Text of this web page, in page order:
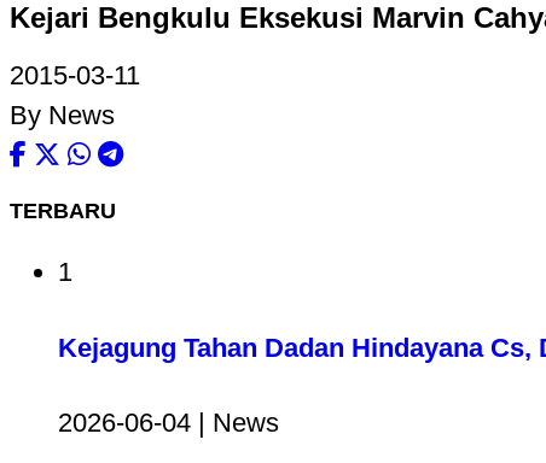
Kejari Bengkulu Eksekusi Marvin
2015-03-11
By News
TERBARU
1
Kejagung Tahan Dadan Hindayana
2026-06-04 | News